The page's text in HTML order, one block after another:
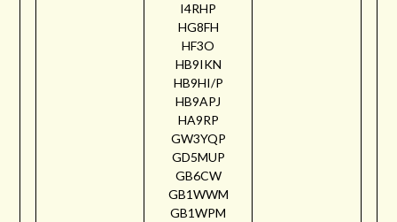
I4RHP
HG8FH
HF3O
HB9IKN
HB9HI/P
HB9APJ
HA9RP
GW3YQP
GD5MUP
GB6CW
GB1WWM
GB1WPM